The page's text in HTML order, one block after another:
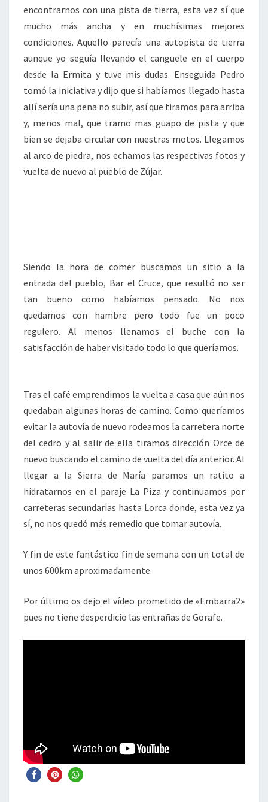
encontrarnos con una pista de tierra, esta vez sí que
mucho más ancha y en muchísimas mejores
condiciones. Aquello parecía una autopista de tierra
aunque yo seguía llevando el canguele en el cuerpo
desde la Ermita y tuve mis dudas. Enseguida Pedro
tomó la iniciativa y dijo que si habíamos llegado hasta
allí sería una pena no subir, así que tiramos para arriba
y, menos mal, que tramo mas guapo de pista y que
bien se dejaba circular con nuestras motos. Llegamos
al arco de piedra, nos echamos las respectivas fotos y
vuelta de nuevo al pueblo de Zújar.
Siendo la hora de comer buscamos un sitio a la
entrada del pueblo, Bar el Cruce, que resultó no ser
tan bueno como habíamos pensado. No nos
quedamos con hambre pero todo fue un poco
regulero. Al menos llenamos el buche con la
satisfacción de haber visitado todo lo que queríamos.
Tras el café emprendimos la vuelta a casa que aún nos
quedaban algunas horas de camino. Como queríamos
evitar la autovía de nuevo rodeamos la carretera norte
del cedro y al salir de ella tiramos dirección Orce de
nuevo buscando el camino de vuelta del día anterior. Al
llegar a la Sierra de María paramos un ratito a
hidratarnos en el paraje La Piza y continuamos por
carreteras secundarias hasta Lorca donde, esta vez ya
sí, no nos quedó más remedio que tomar autovía.
Y fin de este fantástico fin de semana con un total de
unos 600km aproximadamente.
Por último os dejo el vídeo prometido de «Embarra2»
pues no tiene desperdicio las entrañas de Gorafe.